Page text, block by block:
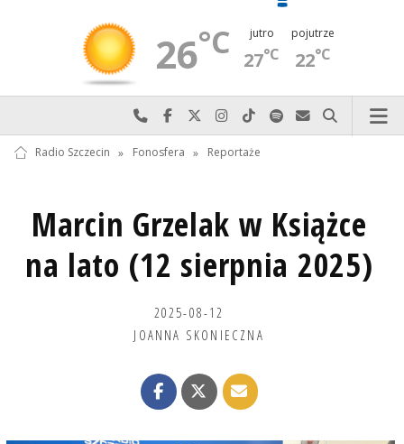
26°C jutro
27°C
pojutrze
22°C
Najlepiej po prostu do nas zadzwoń
Odwiedź nas na Facebook-u
Odwiedź nas na X
Odwiedź nas na Instagram-ie
Odwiedź nas na TikTok-u
Szukaj nas na Spotify
Wyślij do nas
Szukaj
Radio Szczecin » Fonosfera » Reportaże
Marcin Grzelak w Książce
na lato (12 sierpnia 2025)
2025-08-12
JOANNA SKONIECZNA